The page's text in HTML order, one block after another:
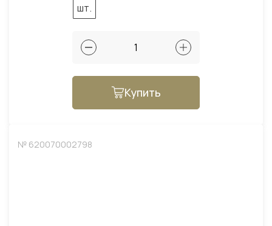
шт.
Купить
№ 620070002798